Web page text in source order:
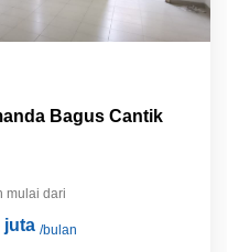
Bagus Cantik
mulai dari
juta /bulan